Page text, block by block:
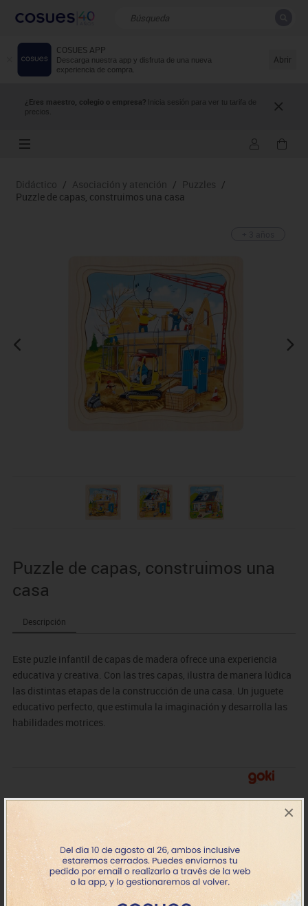
×
COSUES APP
Descarga nuestra app y disfruta de una nueva
experiencia de compra.
Abrir
¿Eres maestro, colegio o empresa? Inicia sesión para ver tu tarifa de
precios.
Resultados de la búsqueda
Didáctico / Asociación y atención / Puzzles /
Puzzle de capas, construimos una casa
Puzzle de capas, construimos una
casa
Descripción
Este puzle infantil de capas de madera ofrece una experiencia
educativa y creativa. Con las tres capas, ilustra de manera lúdica
las distintas etapas de la construcción de una casa. Un juguete
educativo perfecto, que estimula la imaginación y desarrolla las
habilidades motrices.
MDGK57322 Puzzle de capas, construimos una
casa
Stock